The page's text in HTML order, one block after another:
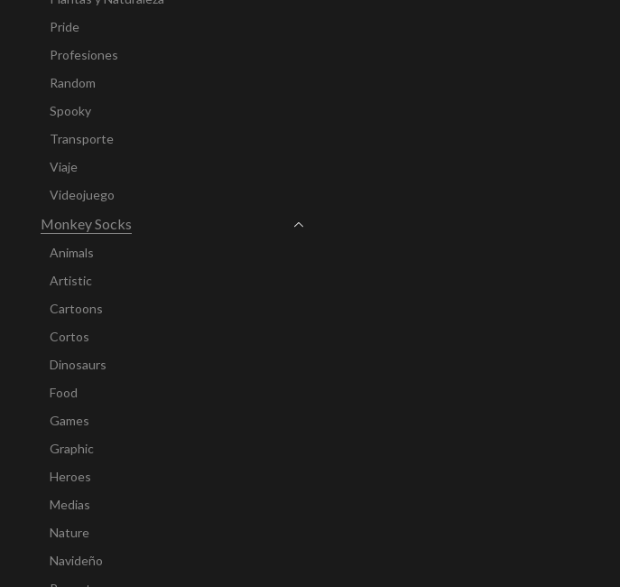
Pride
Profesiones
Random
Spooky
Transporte
Viaje
Videojuego
Monkey Socks
Animals
Artistic
Cartoons
Cortos
Dinosaurs
Food
Games
Graphic
Heroes
Medias
Nature
Navideño